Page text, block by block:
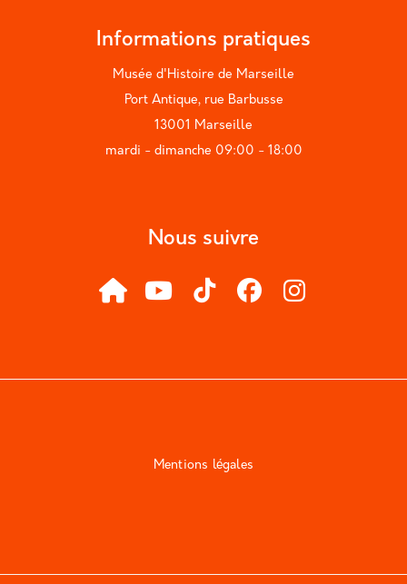
Informations pratiques
Musée d'Histoire de Marseille
Port Antique, rue Barbusse
13001 Marseille
mardi - dimanche 09:00 - 18:00
Nous suivre
Mentions légales